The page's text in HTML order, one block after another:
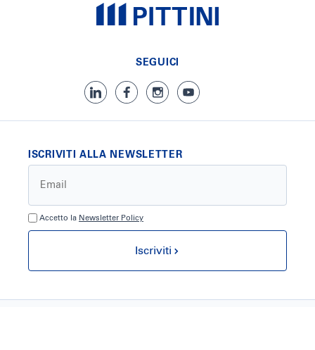
SEGUICI
ISCRIVITI ALLA NEWSLETTER
Accetto la Newsletter Policy
Iscriviti